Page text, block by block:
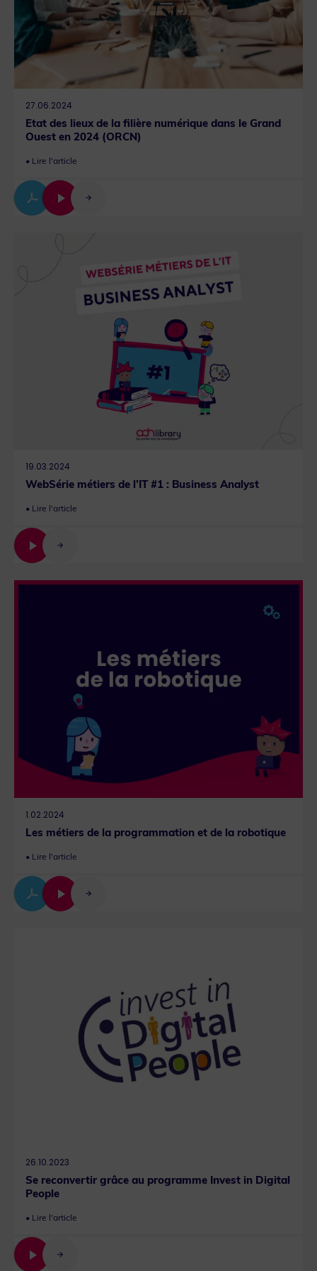
27.06.2024
Etat des lieux de la filière numérique dans le Grand
Ouest en 2024 (ORCN)
19.03.2024
WebSérie métiers de l’IT #1 : Business Analyst
1.02.2024
Les métiers de la programmation et de la robotique
26.10.2023
Se reconvertir grâce au programme Invest in Digital
People